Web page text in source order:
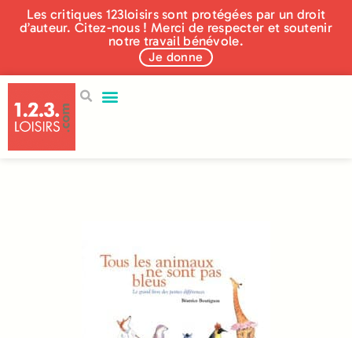
Les critiques 123loisirs sont protégées par un droit
d’auteur. Citez-nous ! Merci de respecter et soutenir
notre travail bénévole.
Je donne